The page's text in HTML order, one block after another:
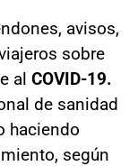
avisos,
sobre
al COVID-19.
de sanidad
haciendo
según